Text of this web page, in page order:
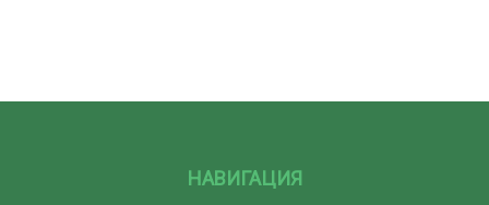
НАВИГАЦИЯ